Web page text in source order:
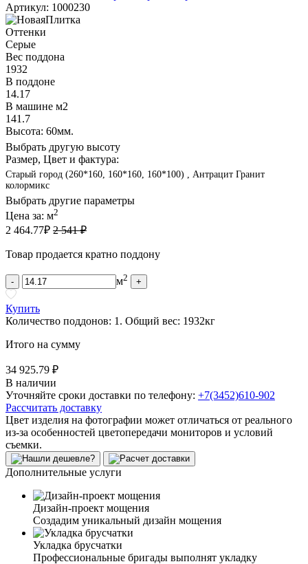
Артикул: 1000230
Оттенки
Серые
Вес поддона
1932
В поддоне
14.17
В машине м2
141.7
Высота: 60мм.
Выбрать другую высоту
Размер, Цвет и фактура:
Старый город (260*160, 160*160, 160*100) , Антрацит Гранит
колормикс
Выбрать другие параметры
Цена за: м2
2 464.77₽ 2 541 ₽
Товар продается кратно поддону
- м2 +
Купить
Количество поддонов: 1 . Общий вес: 1932кг
Итого на сумму
34 925.79 ₽
В наличии
Уточняйте сроки доставки по телефону: +7(3452)610-902
Рассчитать доставку
Цвет изделия на фотографии может отличаться от реального
из-за особенностей цветопередачи мониторов и условий
съемки.
Дополнительные услуги
Дизайн-проект мощения
Создадим уникальный дизайн мощения
Укладка брусчатки
Профессиональные бригады выполнят укладку